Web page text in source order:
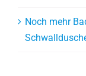
Noch mehr